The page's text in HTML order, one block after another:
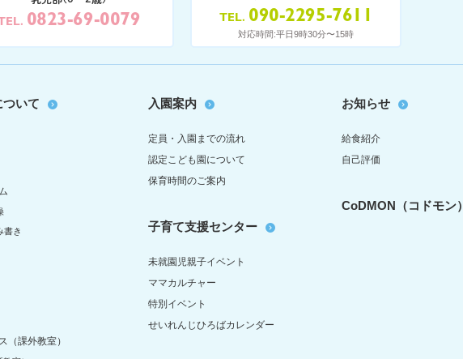
0823-69-0079 TEL 090-2295-7611
対応時間:平日9時30分〜15時
いて
書き
（課外教室）
入園案内
定員・入園までの流れ
認定こども園について
保育時間のご案内
子育て支援センター
未就園児親子イベント
ママカルチャー
特別イベント
せいれんじひろばカレンダー
お知らせ
給食紹介
自己評価
CoDMON（コドモン）